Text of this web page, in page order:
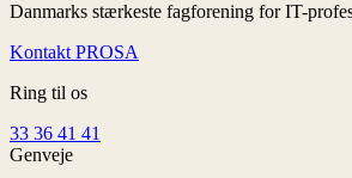
Danmarks stærkeste fagforening for IT-
Kontakt PROSA
Ring til os
33 36 41 41
Genveje